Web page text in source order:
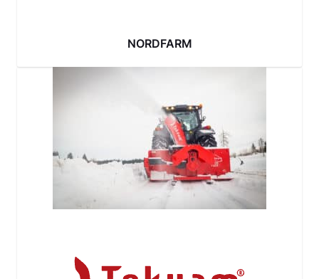
NORDFARM